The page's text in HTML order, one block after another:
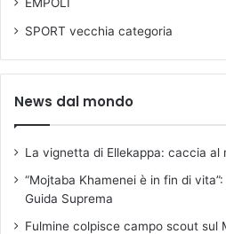
SPORT vecchia categoria
News dal mondo
La vignetta di Ellekappa: caccia al
“Mojtaba Khamenei è in fin di
Guida Suprema
Fulmine colpisce campo scout sul